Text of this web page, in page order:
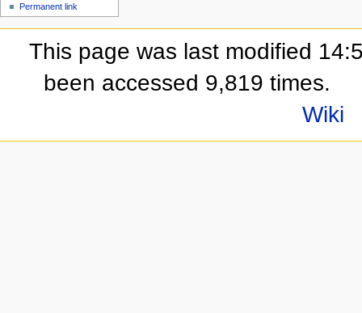
Permanent link
This page was last modified
been accessed 9,819 times.
Wiki